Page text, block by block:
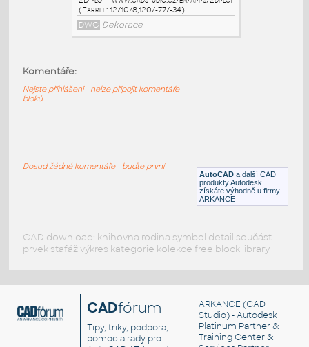
guilloche-2Dplot3
(Farrel: 12/10/8,120/-77/-34)
AutoCAD a další CAD
produkty Autodesk
získáte výhodně u firmy
ARKANCE
Komentáře:
Nejste přihlášeni - nelze připojit komentáře
bloků
Dosud žádné komentáře - buďte první
CAD download: knihovna rodina symbol detail součást
prvek stafáž výkres kategorie kolekce free block library
CADfórum
Tipy, triky, podpora,
pomoc a rady pro
ARKANCE (CAD
Studio) - Autodesk
Platinum Partner &
Training Center &